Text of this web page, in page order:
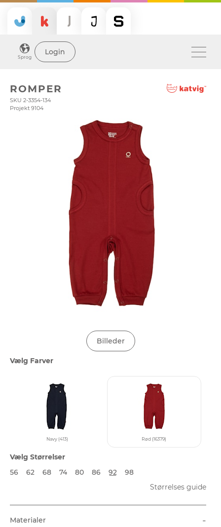
Sprog
Login
ROMPER
SKU 2-3354-134
Projekt 9104
Billeder
Vælg Farver
Navy (413) Rød (16379)
Vælg Størrelser
56
62 68 74 80 86 92
98
Størrelses guide
Materialer -